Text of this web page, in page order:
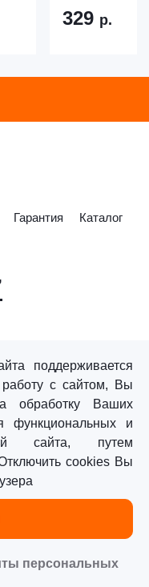
329 р.
Гарантия Каталог
данных
поддерживается
с сайтом, Вы
обработку Ваших
функциональных и
сайта, путем
cookies Вы
персональных